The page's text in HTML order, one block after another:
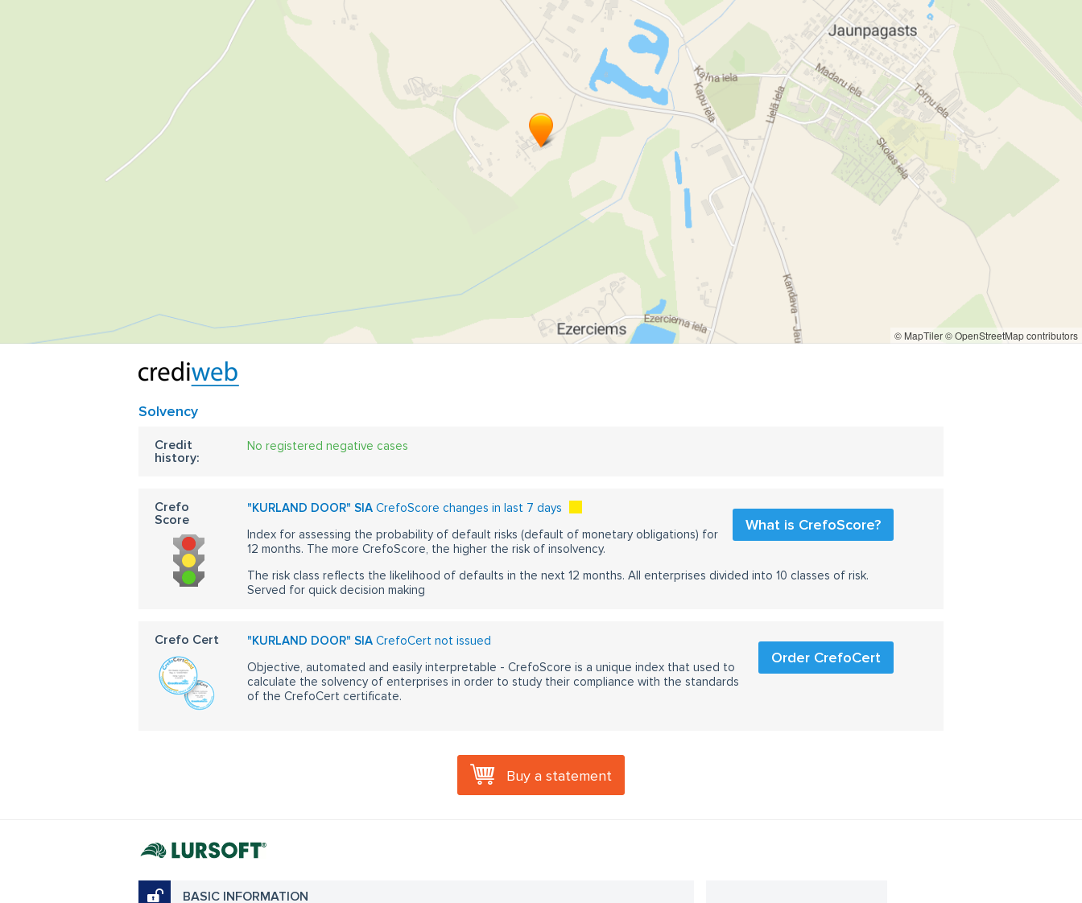
© MapTiler© OpenStreetMap contributors
Solvency
Credit
history:
No registered negative cases
Crefo
Score
"KURLAND DOOR" SIA CrefoScore changes in last 7 days
What is CrefoScore?
Index for assessing the probability of default risks (default of monetary obligations) for
12 months. The more CrefoScore, the higher the risk of insolvency.
The risk class reflects the likelihood of defaults in the next 12 months. All enterprises divided into 10 classes of risk.
Served for quick decision making
Crefo Cert "KURLAND DOOR" SIA CrefoCert not issued
Order CrefoCert
Objective, automated and easily interpretable - CrefoScore is a unique index that used to
calculate the solvency of enterprises in order to study their compliance with the standards
of the CrefoCert certificate.
Buy a statement
BASIC INFORMATION